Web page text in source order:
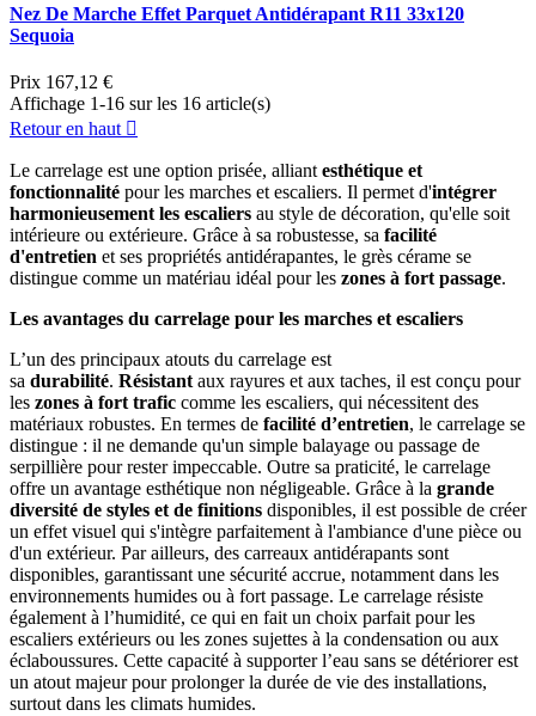
Nez De Marche Effet Parquet Antidérapant R11 33x120
Sequoia
Prix 167,12 €
Affichage 1-16 sur les 16 article(s)
Retour en haut 
Le carrelage est une option prisée, alliantesthétique et
fonctionnalité pour les marches et escaliers. Il permet d'intégrer
harmonieusement les escaliers au style de décoration, qu'elle soit
intérieure ou extérieure. Grâce à sa robustesse, sa facilité
d'entretien et ses propriétés antidérapantes, le grès cérame se
distingue comme un matériau idéal pour les zones à fort passage.
Les avantages du carrelage pour les marches et escaliers
L’un des principaux atouts du carrelage est
sa durabilité. Résistantaux rayures et aux taches, il est conçu pour
les zones à fort trafic comme les escaliers, qui nécessitent des
matériaux robustes. En termes de facilité d’entretien, le carrelage se
distingue : il ne demande qu'un simple balayage ou passage de
serpillière pour rester impeccable. Outre sa praticité, le carrelage
offre un avantage esthétique non négligeable. Grâce à la grande
diversité de styles et de finitions disponibles, il est possible de créer
un effet visuel qui s'intègre parfaitement à l'ambiance d'une pièce ou
d'un extérieur. Par ailleurs, des carreaux antidérapants sont
disponibles, garantissant une sécurité accrue, notamment dans les
environnements humides ou à fort passage. Le carrelage résiste
également à l’humidité, ce qui en fait un choix parfait pour les
escaliers extérieurs ou les zones sujettes à la condensation ou aux
éclaboussures. Cette capacité à supporter l’eau sans se détériorer est
un atout majeur pour prolonger la durée de vie des installations,
surtout dans les climats humides.